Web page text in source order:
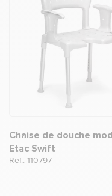
Chaise de douche
Etac Swift
Ref.: 110797